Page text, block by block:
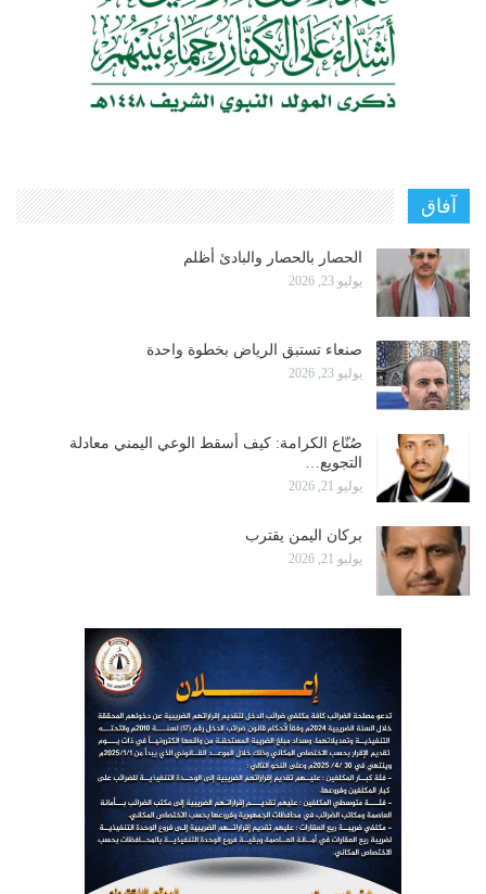
آفاق
الحصار بالحصار والبادئ أظلم
يوليو 23, 2026
صنعاء تستبق الرياض بخطوة واحدة
يوليو 23, 2026
صُنّاع الكرامة: كيف أسقط الوعي اليمني معادلة
التجويع…
يوليو 21, 2026
بركان اليمن يقترب
يوليو 21, 2026